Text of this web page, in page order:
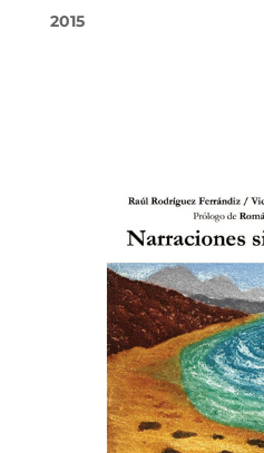
2015